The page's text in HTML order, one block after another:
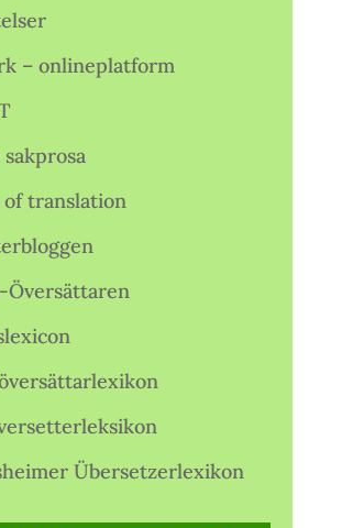
– onlineplatform
of translation
Översättaren
Übersetzerlexikon